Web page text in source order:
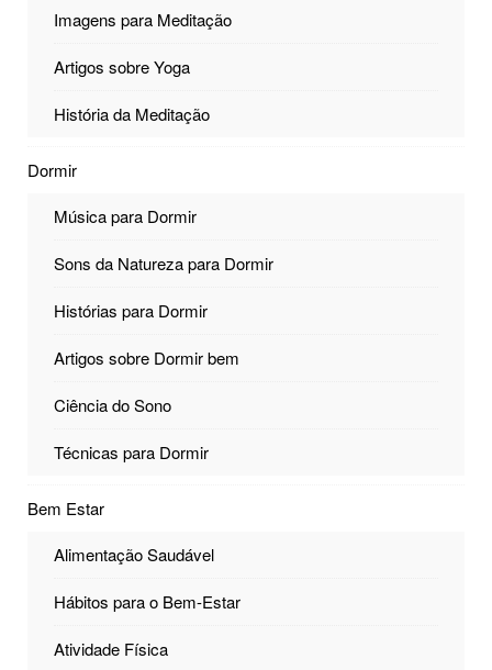
Imagens para Meditação
Artigos sobre Yoga
História da Meditação
Dormir
Música para Dormir
Sons da Natureza para Dormir
Histórias para Dormir
Artigos sobre Dormir bem
Ciência do Sono
Técnicas para Dormir
Bem Estar
Alimentação Saudável
Hábitos para o Bem-Estar
Atividade Física